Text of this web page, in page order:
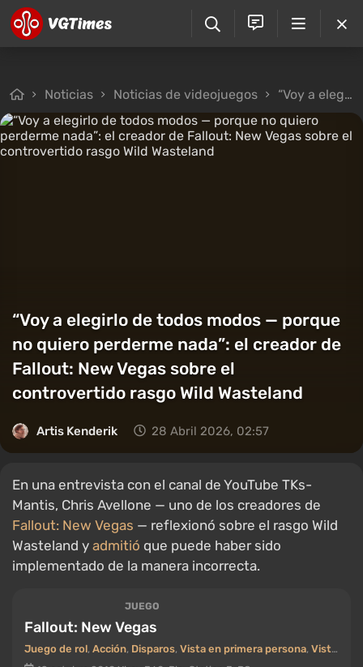
Noticias Noticias de videojuegos “Voy a elegirlo de todos modos — porque no quiero perderme nada”: el creador de Fallout: New Vegas sobre el controvertido rasgo Wild Wasteland
“Voy a elegirlo de todos modos — porque
no quiero perderme nada”: el creador de
Fallout: New Vegas sobre el
controvertido rasgo Wild Wasteland
Artis Kenderik 28 Abril 2026, 02:57
En una entrevista con el canal de YouTube TKs-
Mantis, Chris Avellone — uno de los creadores de
Fallout: New Vegas — reflexionó sobre el rasgo Wild
Wasteland y admitió que puede haber sido
implementado de la manera incorrecta.
JUEGO
Fallout: New Vegas
Juego de rol, Acción, Disparos, Vista en primera persona, Vista en tercera persona